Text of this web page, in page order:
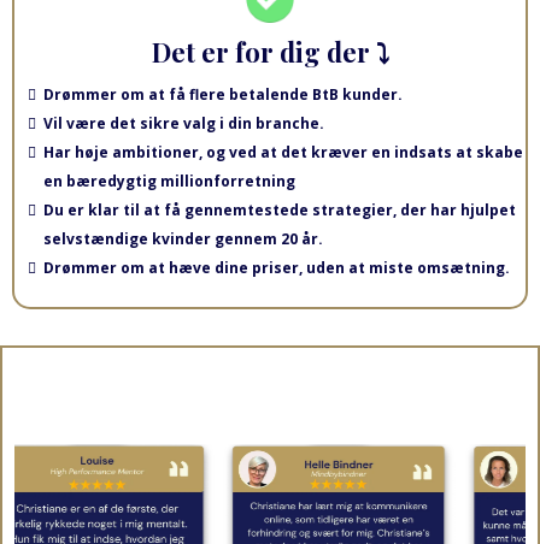
Det er for dig der ⤵
Drømmer om at få flere betalende BtB kunder.
Vil være det sikre valg i din branche.
Har høje ambitioner, og ved at det kræver en indsats at skabe
en bæredygtig millionforretning
Du er klar til at få gennemtestede strategier, der har hjulpet
selvstændige kvinder gennem 20 år.
Drømmer om at hæve dine priser, uden at miste omsætning.